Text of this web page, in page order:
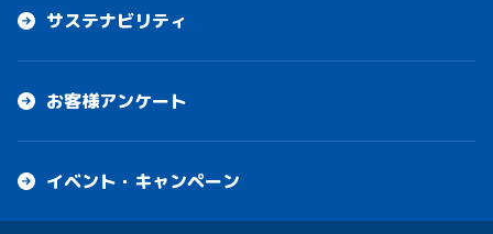
サステナビリティ
お客様アンケート
イベント・キャンペーン